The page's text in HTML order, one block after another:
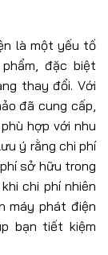
là một yếu tố
đặc biệt
thay đổi. Với
đã cung cấp,
hợp với nhu
ý rằng chi phí
sở hữu trong
chi phí nhiên
máy phát điện
bạn tiết kiệm